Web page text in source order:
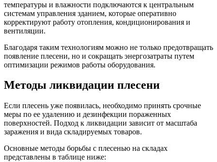
температуры и влажности подключаются к центральным
системам управления зданием, которые оперативно
корректируют работу отопления, кондиционирования и
вентиляции.
Благодаря таким технологиям можно не только предотвращать
появление плесени, но и сокращать энергозатраты путем
оптимизации режимов работы оборудования.
Методы ликвидации плесени
Если плесень уже появилась, необходимо принять срочные
меры по ее удалению и дезинфекции пораженных
поверхностей. Подход к ликвидации зависит от масштаба
заражения и вида складируемых товаров.
Основные методы борьбы с плесенью на складах
представлены в таблице ниже: